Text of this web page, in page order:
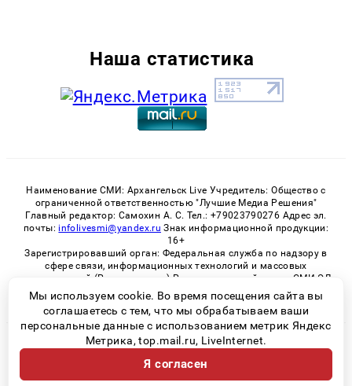
Наша статистика
Наименование СМИ: Архангельск Live Учредитель: Общество с
ограниченной ответственностью "Лучшие Медиа Решения"
Главный редактор: Самохин А. С. Тел.: +79023790276 Адрес эл.
почты: infolivesmi@yandex.ru Знак информационной продукции:
16+
Зарегистрировавший орган: Федеральная служба по надзору в
сфере связи, информационных технологий и массовых
коммуникаций (Роскомнадзор) Регистрационный номер СМИ ЭЛ
№ ФС 77 - 82533 от 21.01.2022
© 2026 «Архангельск Live» | Все права защищены
Возрастная категория сайта 16+
Политика конфиденциальности
Мы используем cookie. Во время посещения сайта вы
соглашаетесь с тем, что мы обрабатываем ваши
персональные данные с использованием метрик Яндекс
Метрика, top.mail.ru, LiveInternet.
Я согласен